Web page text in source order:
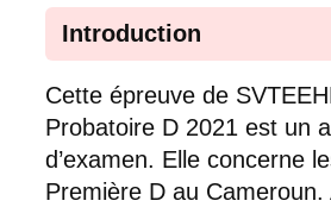
Introduction
Cette épreuve de
Probatoire D 2021 est un
d’examen. Elle concerne
Première D au Cameroun.